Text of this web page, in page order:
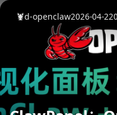
🦞d-openclaw2026-04-220